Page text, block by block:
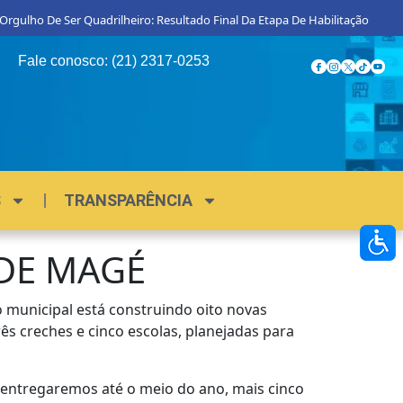
Ser Quadrilheiro: Resultado Final Da Etapa De Habilitação Procon
Fale conosco: (21) 2317-0253
TRANSPARÊNCIA
MAGÉ
municipal está construindo oito novas
creches e cinco escolas, planejadas para
até o meio do ano, mais cinco